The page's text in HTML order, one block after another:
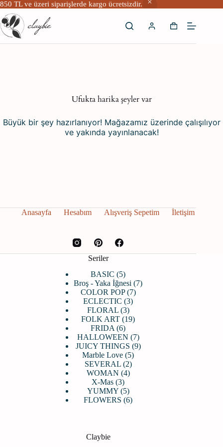
850 TL ve üzeri siparişlerde kargo ücretsizdir.
Skip
to
content
Shopping
Ufukta harika şeyler var
Büyük bir şey hazırlanıyor! Mağazamız üzerinde çalışılıyor
ve yakında yayınlanacak!
Anasayfa Hesabım Alışveriş Sepetim İletişim
Seriler
BASIC
55
ürün
Broş - Yaka İğnesi 77
COLOR POP 77
ürün
ECLECTIC 33
FLORAL 33
ürün
FOLK ART 1919
FRIDA 66
ürün
HALLOWEEN 77
ürün
JUICY THINGS 99
Marble Love 55
ürün
SEVERAL 22
ürün
WOMAN 44
X-Mas 33
ürün
YUMMY 55
ürün
FLOWERS 66
Claybie